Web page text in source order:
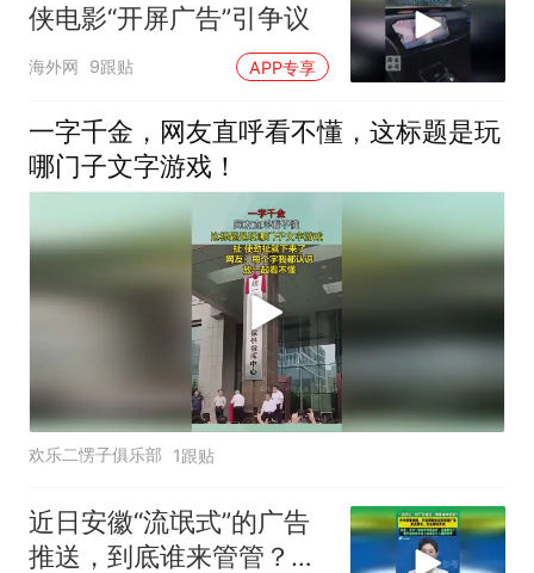
侠电影“开屏广告”引争议
海外网 9跟贴 APP专享
一字千金，网友直呼看不懂，这标题是玩
哪门子文字游戏！
欢乐二愣子俱乐部 1跟贴
近日安徽“流氓式”的广告
推送，到底谁来管管？大